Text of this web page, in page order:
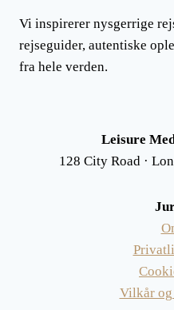
Vi inspirerer nysgerrige
rejseguider, autentiske
fra hele verden.
Leisure
128 City Road ·
Vilkår